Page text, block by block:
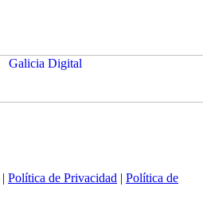
| Política de Privacidad | Política de